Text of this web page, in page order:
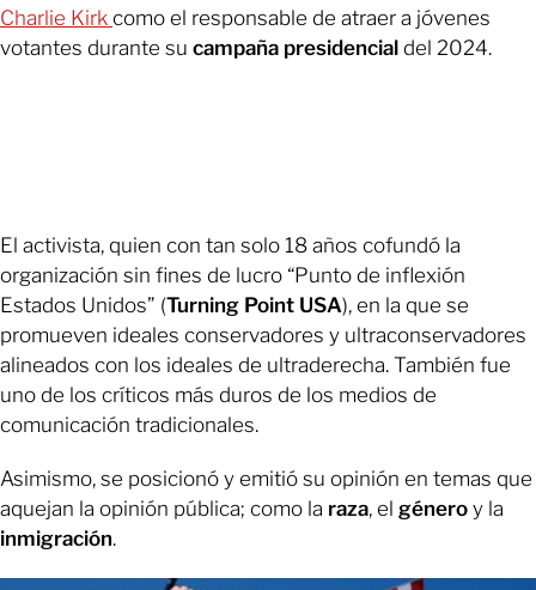
Charlie Kirk como el responsable de atraer a jóvenes
votantes durante su campaña presidencial del 2024.
El activista, quien con tan solo 18 años cofundó la
organización sin fines de lucro “Punto de inflexión
Estados Unidos” (Turning Point USA), en la que se
promueven ideales conservadores y ultraconservadores
alineados con los ideales de ultraderecha. También fue
uno de los críticos más duros de los medios de
comunicación tradicionales.
Asimismo, se posicionó y emitió su opinión en temas que
aquejan la opinión pública; como la raza, el género y la
inmigración.